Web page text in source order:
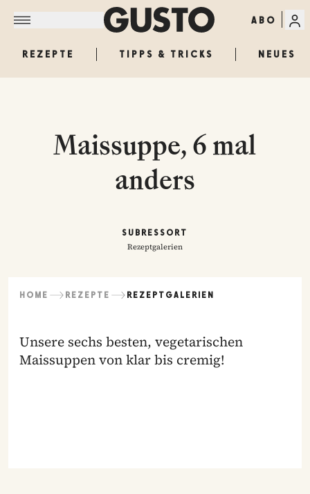
ABO
REZEPTE TIPPS & TRICKS NEUES
Maissuppe, 6 mal
anders
SUBRESSORT
Rezeptgalerien
HOME REZEPTE REZEPTGALERIEN
Unsere sechs besten, vegetarischen
Maissuppen von klar bis cremig!